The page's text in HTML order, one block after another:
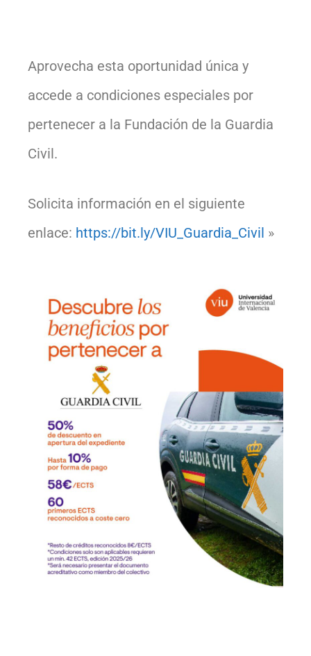
Aprovecha esta oportunidad única y
accede a condiciones especiales por
pertenecer a la Fundación de la Guardia
Civil.
Solicita información en el siguiente
enlace: https://bit.ly/VIU_Guardia_Civil »